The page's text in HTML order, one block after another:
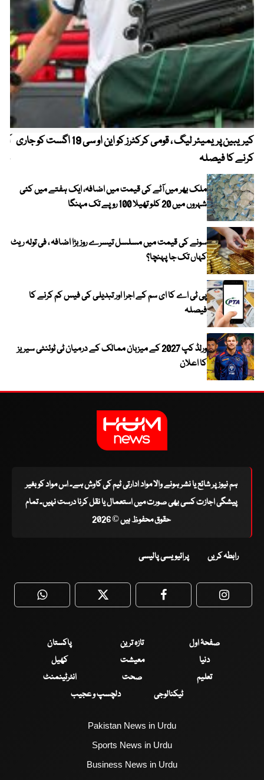
کیریبین پریمیئر لیگ ، قومی کرکٹرز کو این او سی 19 اگست کو جاری
کرنے کا فیصلہ
ملک بھر میں آٹے کی قیمت میں اضافہ، ایک ہفتے میں کئی
شہروں میں 20 کلو تھیلا 100 روپے تک مہنگا
سونے کی قیمت میں مسلسل تیسرے روز بڑا اضافہ ، فی تولہ ریٹ
کہاں تک جا پہنچا؟
پی ٹی اے کا ای سم کے اجرا اور تبدیلی کی فیس کم کرنے کا
فیصلہ
ورلڈ کپ 2027 کے میزبان ممالک کے درمیان ٹی ٹوئنٹی سیریز
کا اعلان
ہم نیوز پر شائع یا نشر ہونے والا مواد ادارتی ٹیم کی کاوش ہے۔ اس مواد کو بغیر
پیشگی اجازت کسی بھی صورت میں استعمال یا نقل کرنا درست نہیں۔ تمام
حقوق محفوظ ہیں © 2026
رابطہ کریں پرائیویسی پالیسی
WhatsApp Twitter Facebook
صفحۂ اول تازہ ترین
پاکستان
دنیا
معیشت
کھیل
تعلیم
صحت
انٹرٹینمنٹ
ٹیکنالوجی
دلچسپ و عجیب
Pakistan News in Urdu
Sports News in Urdu
Business News in Urdu